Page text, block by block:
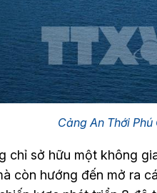
Cảng An Thới
chỉ sở hữu một không
còn hướng đến mở ra